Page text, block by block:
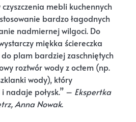
mebli kuchennych
bardzo łagodnych
nadmiernej wilgoci. Do
miękka ściereczka
plam bardziej zaschniętych
roztwór wody z octem (np.
wody), który
nadaje połysk.” – Ekspertka
Anna Nowak.